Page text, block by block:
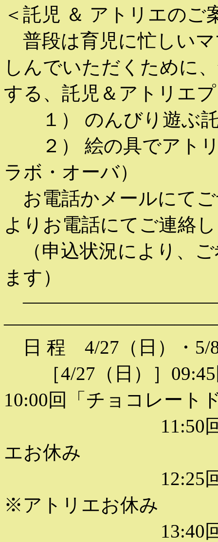
＜託児 ＆ アトリエのご
普段は育児に忙しい
しんでいただくために
する、託児＆アトリエ
１） のんびり遊ぶ託
２） 絵の具でアトリ
ラボ・オーバ）
お電話かメールにて
よりお電話にてご連絡
（申込状況により、
ます）
日 程 4/27（日）・5/
［4/27（日）］09:45
10:00回「チョコレート
11:50回「メイ
エお休み
12:25回「コー
※アトリエお休み
13:40回「愛し